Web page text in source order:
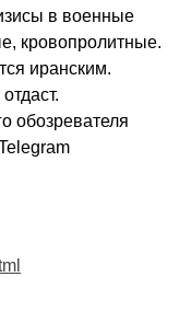
в военные
кровопролитные.
иранским.
обозревателя